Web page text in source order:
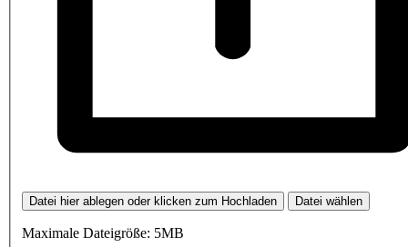
Datei hier ablegen oder klicken zum Hochladen Datei wählen
Maximale Dateigröße: 5MB